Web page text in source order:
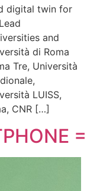
digital twin for
and
di Roma
Tre, Università
LUISS,
CNR […]